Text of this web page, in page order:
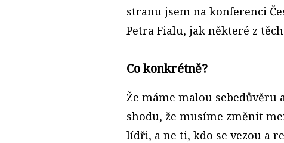
stranu jsem na konferenci
Petra Fialu, jak některé z
Co konkrétně?
Že máme malou
shodu, že musíme změnit
lídři, a ne ti, kdo se vezou a